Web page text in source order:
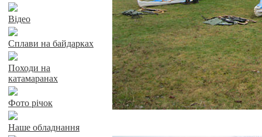
Відео
Сплави на байдарках
Походи на
катамаранах
Фото річок
Наше обладнання